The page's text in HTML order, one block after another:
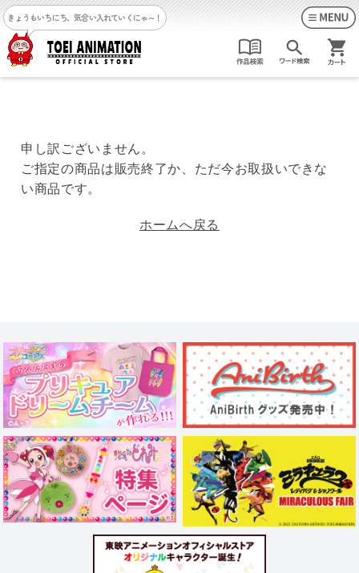
きょうもいちにち、気合い入れていくにゃ～！
申し訳ございません。
ご指定の商品は販売終了か、ただ今お取扱いできな
い商品です。
ホームへ戻る